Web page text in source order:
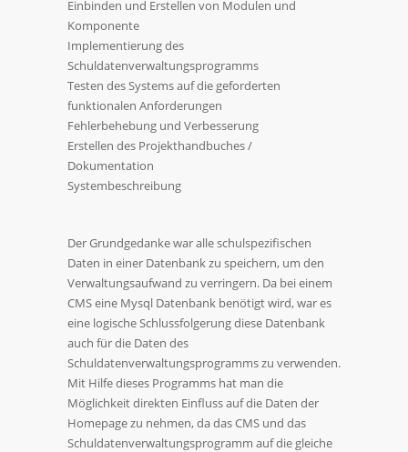
Einbinden und Erstellen von Modulen und
Komponente
Implementierung des
Schuldatenverwaltungsprogramms
Testen des Systems auf die geforderten
funktionalen Anforderungen
Fehlerbehebung und Verbesserung
Erstellen des Projekthandbuches /
Dokumentation
Systembeschreibung
Der Grundgedanke war alle schulspezifischen
Daten in einer Datenbank zu speichern, um den
Verwaltungsaufwand zu verringern. Da bei einem
CMS eine Mysql Datenbank benötigt wird, war es
eine logische Schlussfolgerung diese Datenbank
auch für die Daten des
Schuldatenverwaltungsprogramms zu verwenden.
Mit Hilfe dieses Programms hat man die
Möglichkeit direkten Einfluss auf die Daten der
Homepage zu nehmen, da das CMS und das
Schuldatenverwaltungsprogramm auf die gleiche